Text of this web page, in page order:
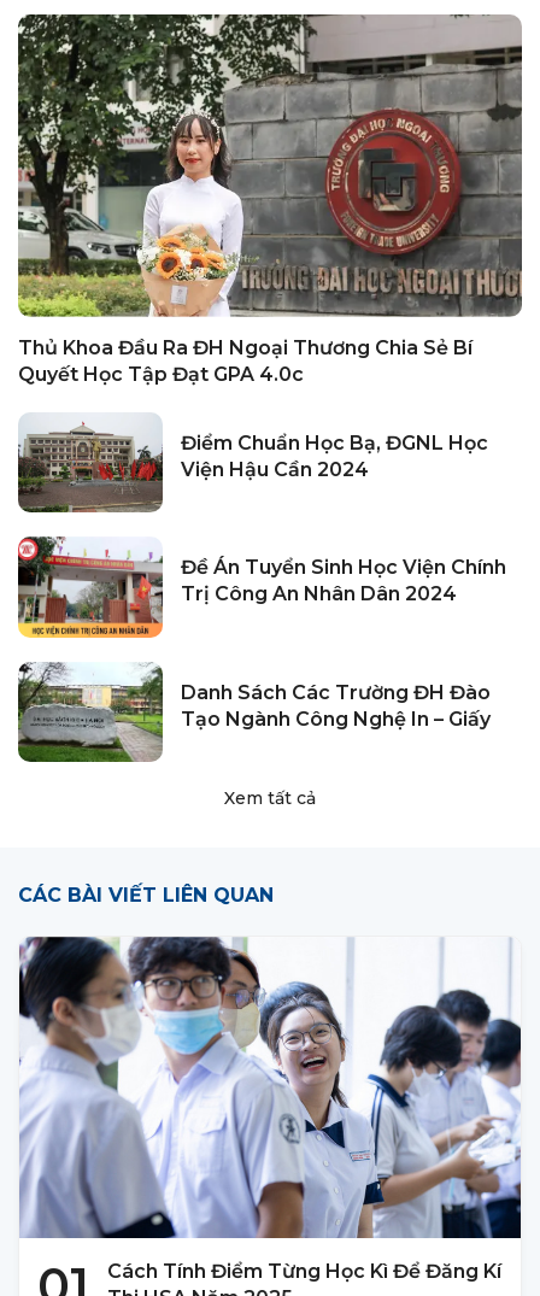
Thủ Khoa Đầu Ra ĐH Ngoại Thương Chia Sẻ Bí
Quyết Học Tập Đạt GPA 4.0c
Điểm Chuẩn Học Bạ, ĐGNL Học
Viện Hậu Cần 2024
Đề Án Tuyển Sinh Học Viện Chính
Trị Công An Nhân Dân 2024
Danh Sách Các Trường ĐH Đào
Tạo Ngành Công Nghệ In – Giấy
Xem tất cả
CÁC BÀI VIẾT LIÊN QUAN
Cách Tính Điểm Từng Học Kì Để Đăng Kí